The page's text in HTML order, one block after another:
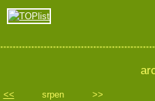
<< srpen
>>